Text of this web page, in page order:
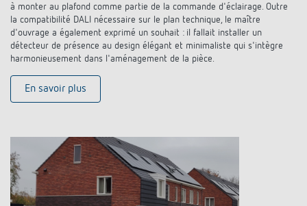
à monter au plafond comme partie de la commande d'éclairage. Outre
la compatibilité DALI nécessaire sur le plan technique, le maître
d'ouvrage a également exprimé un souhait : il fallait installer un
détecteur de présence au design élégant et minimaliste qui s'intègre
harmonieusement dans l'aménagement de la pièce.
En savoir plus